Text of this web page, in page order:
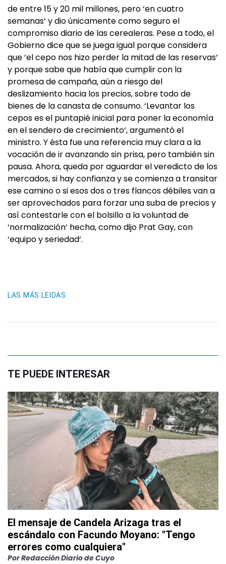
de entre 15 y 20 mil millones, pero ‘en cuatro
semanas‘ y dio únicamente como seguro el
compromiso diario de las cerealeras. Pese a todo, el
Gobierno dice que se juega igual porque considera
que ‘el cepo nos hizo perder la mitad de las reservas‘
y porque sabe que había que cumplir con la
promesa de campaña, aún a riesgo del
deslizamiento hacia los precios, sobre todo de
bienes de la canasta de consumo. ‘Levantar los
cepos es el puntapié inicial para poner la economía
en el sendero de crecimiento‘, argumentó el
ministro. Y ésta fue una referencia muy clara a la
vocación de ir avanzando sin prisa, pero también sin
pausa. Ahora, queda por aguardar el veredicto de los
mercados, si hay confianza y se comienza a transitar
ese camino o si esos dos o tres flancos débiles van a
ser aprovechados para forzar una suba de precios y
así contestarle con el bolsillo a la voluntad de
‘normalización‘ hecha, como dijo Prat Gay, con
‘equipo y seriedad‘.
LAS MÁS LEIDAS
TE PUEDE INTERESAR
El mensaje de Candela Arizaga tras el
escándalo con Facundo Moyano: "Tengo
errores como cualquiera"
PorRedacción Diario de Cuyo